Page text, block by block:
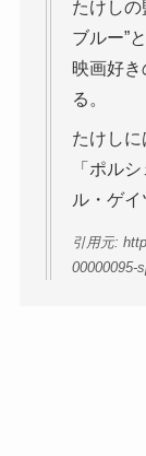
たけしの
ブルー”
映画好
る。
たけしに
「ポル
ル・ゲイ
引用元:
00000095-